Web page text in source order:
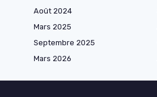
Août 2024
Mars 2025
Septembre 2025
Mars 2026